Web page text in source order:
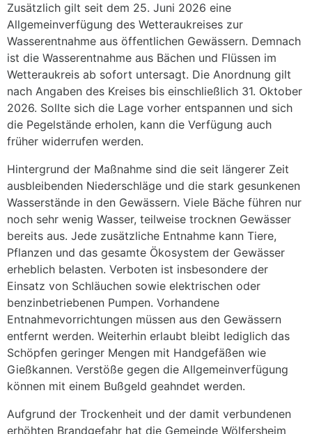
Zusätzlich gilt seit dem 25. Juni 2026 eine
Allgemeinverfügung des Wetteraukreises zur
Wasserentnahme aus öffentlichen Gewässern. Demnach
ist die Wasserentnahme aus Bächen und Flüssen im
Wetteraukreis ab sofort untersagt. Die Anordnung gilt
nach Angaben des Kreises bis einschließlich 31. Oktober
2026. Sollte sich die Lage vorher entspannen und sich
die Pegelstände erholen, kann die Verfügung auch
früher widerrufen werden.
Hintergrund der Maßnahme sind die seit längerer Zeit
ausbleibenden Niederschläge und die stark gesunkenen
Wasserstände in den Gewässern. Viele Bäche führen nur
noch sehr wenig Wasser, teilweise trocknen Gewässer
bereits aus. Jede zusätzliche Entnahme kann Tiere,
Pflanzen und das gesamte Ökosystem der Gewässer
erheblich belasten. Verboten ist insbesondere der
Einsatz von Schläuchen sowie elektrischen oder
benzinbetriebenen Pumpen. Vorhandene
Entnahmevorrichtungen müssen aus den Gewässern
entfernt werden. Weiterhin erlaubt bleibt lediglich das
Schöpfen geringer Mengen mit Handgefäßen wie
Gießkannen. Verstöße gegen die Allgemeinverfügung
können mit einem Bußgeld geahndet werden.
Aufgrund der Trockenheit und der damit verbundenen
erhöhten Brandgefahr hat die Gemeinde Wölfersheim